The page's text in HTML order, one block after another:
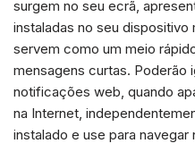
surgem no seu ecrã,
instaladas no seu
servem como um meio
mensagens curtas. Poderão
notificações web, quando
na Internet,
instalado e use para navegar